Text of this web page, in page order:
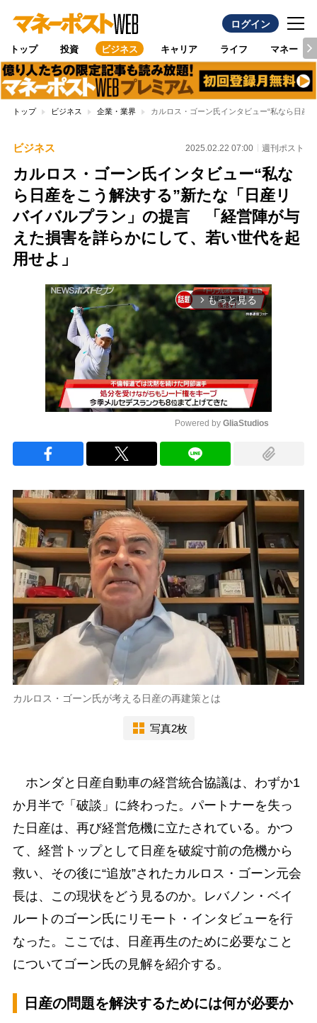
ログイン
トップ 投資 ビジネス キャリア ライフ マネー
トップ ビジネス 企業・業界 カルロス・ゴーン氏インタビュー“私なら日産
ビジネス 2025.02.22 07:00 週刊ポスト
カルロス・ゴーン氏インタビュー“私な
ら日産をこう解決する”新たな「日産リ
バイバルプラン」の提言 「経営陣が与
えた損害を詳らかにして、若い世代を起
用せよ」
arrow_forward_ios もっと見る
Powered by GliaStudios
カルロス・ゴーン氏が考える日産の再建策とは
写真2枚
ホンダと日産自動車の経営統合協議は、わずか1
か月半で「破談」に終わった。パートナーを失っ
た日産は、再び経営危機に立たされている。かつ
て、経営トップとして日産を破綻寸前の危機から
救い、その後に“追放”されたカルロス・ゴーン元会
長は、この現状をどう見るのか。レバノン・ベイ
ルートのゴーン氏にリモート・インタビューを行
なった。ここでは、日産再生のために必要なこと
についてゴーン氏の見解を紹介する。
日産の問題を解決するためには何が必要か